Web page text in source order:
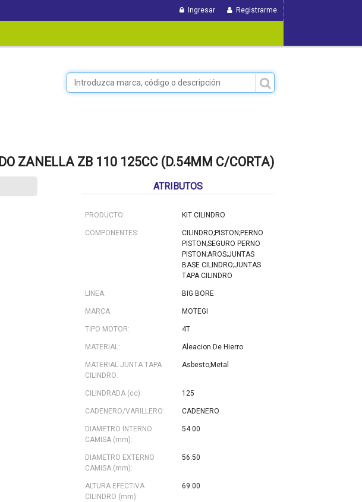
Ingresar Registrarme
ZANELLA ZB 110 125CC (D.54MM C/CORTA)
ATRIBUTOS
PRODUCTO: KIT CILINDRO
COMPONENTES:
CILINDRO;PISTON;PERNO
PISTON;SEGURO PERNO
PISTON;AROS;JUNTAS
BASE CILINDRO;JUNTAS
TAPA CILINDRO
LINEA: BIG BORE
MARCA: MOTEGI
TIPO MOTOR: 4T
MATERIAL: Aleacion De Hierro
MATERIAL JUNTA TAPA
CILINDRO:
Asbesto;Metal
CILINDRADA (cc): 125
CADENERO/VARILLERO: CADENERO
DIAMETRO INTERNO
CAMISA (mm):
54.00
DIAMETRO EXTERNO
CAMISA (mm):
56.50
ALTURA EFECTIVA
CILINDRO (mm):
69.00